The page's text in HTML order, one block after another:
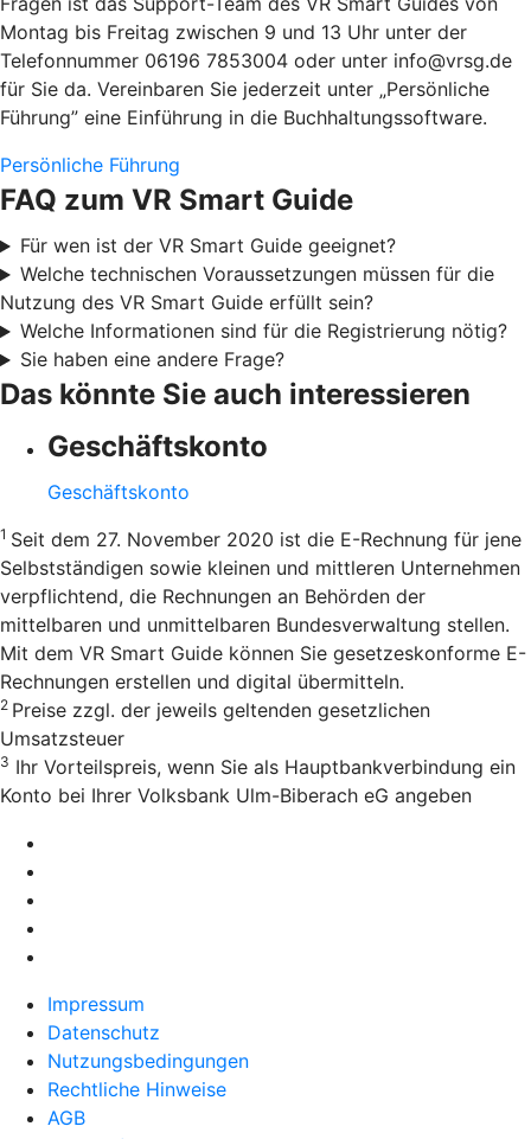
Montag bis Freitag zwischen 9 und 13 Uhr unter der
Telefonnummer 06196 7853004 oder unter info@vrsg.de
für Sie da. Vereinbaren Sie jederzeit unter „Persönliche
Führung” eine Einführung in die Buchhaltungssoftware.
Persönliche Führung
FAQ zum VR Smart Guide
Für wen ist der VR Smart Guide geeignet?
Welche technischen Voraussetzungen müssen für die
Nutzung des VR Smart Guide erfüllt sein?
Welche Informationen sind für die Registrierung nötig?
Sie haben eine andere Frage?
Das könnte Sie auch interessieren
Geschäftskonto
Geschäftskonto
1 Seit dem 27. November 2020 ist die E-Rechnung für jene
Selbstständigen sowie kleinen und mittleren Unternehmen
verpflichtend, die Rechnungen an Behörden der
mittelbaren und unmittelbaren Bundesverwaltung stellen.
Mit dem VR Smart Guide können Sie gesetzeskonforme E-
Rechnungen erstellen und digital übermitteln.
2 Preise zzgl. der jeweils geltenden gesetzlichen
Umsatzsteuer
3 Ihr Vorteilspreis, wenn Sie als Hauptbankverbindung ein
Konto bei Ihrer Volksbank Ulm-Biberach eG angeben
Impressum
Datenschutz
Nutzungsbedingungen
Rechtliche Hinweise
AGB